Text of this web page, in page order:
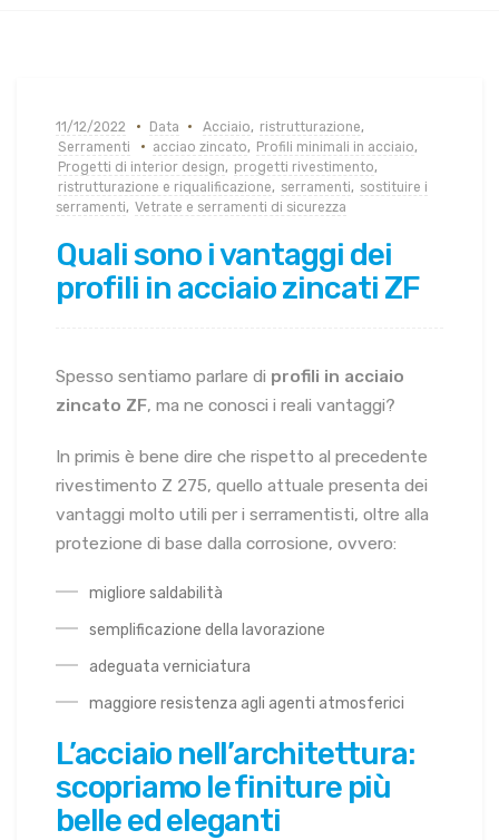
11/12/2022 Data Acciaio, ristrutturazione,
Serramenti
acciao zincato, Profili minimali in acciaio,
Progetti di interior design, progetti rivestimento,
ristrutturazione e riqualificazione, serramenti, sostituire i
serramenti, Vetrate e serramenti di sicurezza
Quali sono i vantaggi dei
profili in acciaio zincati ZF
Spesso sentiamo parlare di profili in acciaio
zincato ZF, ma ne conosci i reali vantaggi?
In primis è bene dire che rispetto al precedente
rivestimento Z 275, quello attuale presenta dei
vantaggi molto utili per i serramentisti, oltre alla
protezione di base dalla corrosione, ovvero:
migliore saldabilità
semplificazione della lavorazione
adeguata verniciatura
maggiore resistenza agli agenti atmosferici
L’acciaio nell’architettura:
scopriamo le finiture più
belle ed eleganti